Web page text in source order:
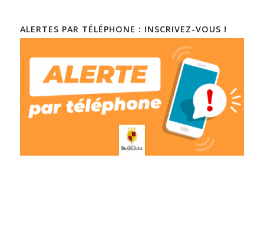
ALERTES PAR TÉLÉPHONE : INSCRIVEZ-VOUS !